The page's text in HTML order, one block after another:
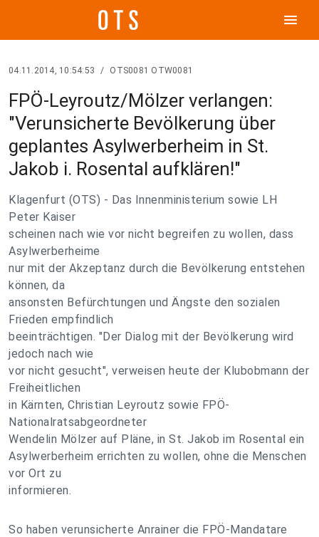
menu
04.11.2014, 10:54:53 / OTS0081 OTW0081
FPÖ-Leyroutz/Mölzer verlangen:
"Verunsicherte Bevölkerung über
geplantes Asylwerberheim in St.
Jakob i. Rosental aufklären!"
Klagenfurt (OTS) - Das Innenministerium sowie LH
Peter Kaiser
scheinen nach wie vor nicht begreifen zu wollen, dass
Asylwerberheime
nur mit der Akzeptanz durch die Bevölkerung entstehen
können, da
ansonsten Befürchtungen und Ängste den sozialen
Frieden empfindlich
beeinträchtigen. "Der Dialog mit der Bevölkerung wird
jedoch nach wie
vor nicht gesucht", verweisen heute der Klubobmann der
Freiheitlichen
in Kärnten, Christian Leyroutz sowie FPÖ-
Nationalratsabgeordneter
Wendelin Mölzer auf Pläne, in St. Jakob im Rosental ein
Asylwerberheim errichten zu wollen, ohne die Menschen
vor Ort zu
informieren.
So haben verunsicherte Anrainer die FPÖ-Mandatare